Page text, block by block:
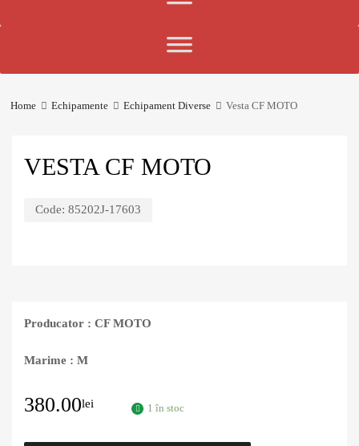
Home Echipamente Echipament Diverse Vesta CF MOTO
VESTA CF MOTO
Code: 85202J-17603
Producator : CF MOTO
Marime : M
380.00lei 1 în stoc